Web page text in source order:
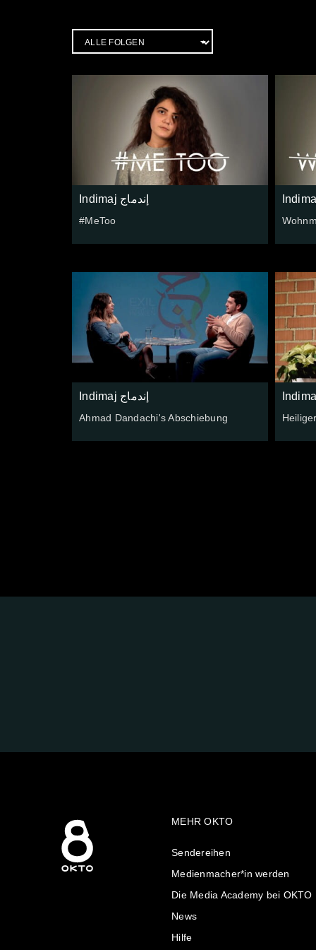
Indimaj إندماج
#MeToo
Indimaj إندماج
Ahmad Dandachi's Abschiebung
MEHR OKTO
Sendereihen
Medienmacher*in werden
Die Media Academy bei OKTO
News
Hilfe